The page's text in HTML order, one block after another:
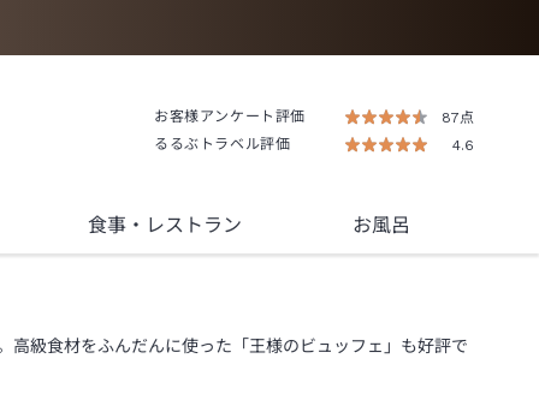
お客様アンケート評価
87点
るるぶトラベル評価
4.6
食事・レストラン お風呂
級食材をふんだんに使った「王様のビュッフェ」も好評で